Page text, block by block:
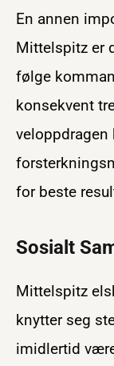
En annen
Mittelspitz er
følge
konsekvent
veloppdragen
for beste
Sosialt
Mittelspitz
knytter seg
imidlertid